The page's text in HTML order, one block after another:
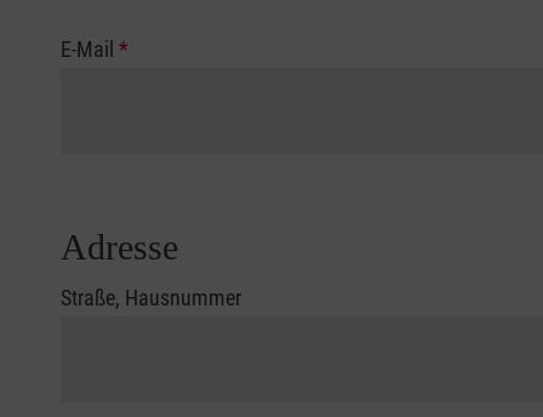
E-Mail *
Adresse
Straße, Hausnummer